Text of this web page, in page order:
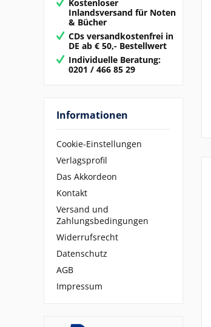
Kostenloser
Inlandsversand für Noten
& Bücher
CDs versandkostenfrei in
DE ab € 50,- Bestellwert
Individuelle Beratung:
0201 / 466 85 29
Informationen
Cookie-Einstellungen
Verlagsprofil
Das Akkordeon
Kontakt
Versand und
Zahlungsbedingungen
Widerrufsrecht
Datenschutz
AGB
Impressum